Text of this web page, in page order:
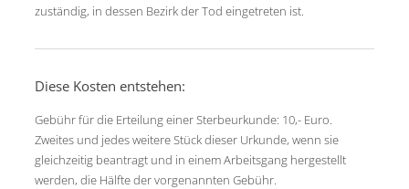
zuständig, in dessen Bezirk der Tod eingetreten ist.
Diese Kosten entstehen:
Gebühr für die Erteilung einer Sterbeurkunde: 10,- Euro.
Zweites und jedes weitere Stück dieser Urkunde, wenn sie
gleichzeitig beantragt und in einem Arbeitsgang hergestellt
werden, die Hälfte der vorgenannten Gebühr.